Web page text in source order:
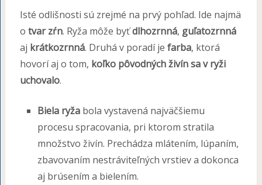
Isté odlišnosti sú zrejmé na prvý pohľad. Ide najmä
o tvar zŕn. Ryža môže byťdlhozrnná, guľatozrnná
aj krátkozrnná. Druhá v poradí je farba, ktorá
hovorí aj o tom, koľko pôvodných živín sa v ryži
uchovalo.
Biela ryžabola vystavená najväčšiemu
procesu spracovania, pri ktorom stratila
množstvo živín. Prechádza mlátením, lúpaním,
zbavovaním nestráviteľných vrstiev a dokonca
aj brúsením a bielením.